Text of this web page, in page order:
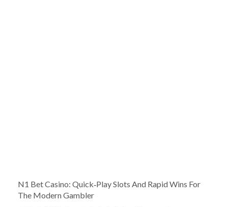
N1 Bet Casino: Quick‑Play Slots And Rapid Wins For
The Modern Gambler